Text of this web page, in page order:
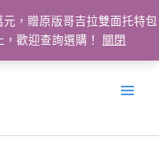
，贈原版哥吉拉雙面托特包
歡迎查詢選購！
關閉